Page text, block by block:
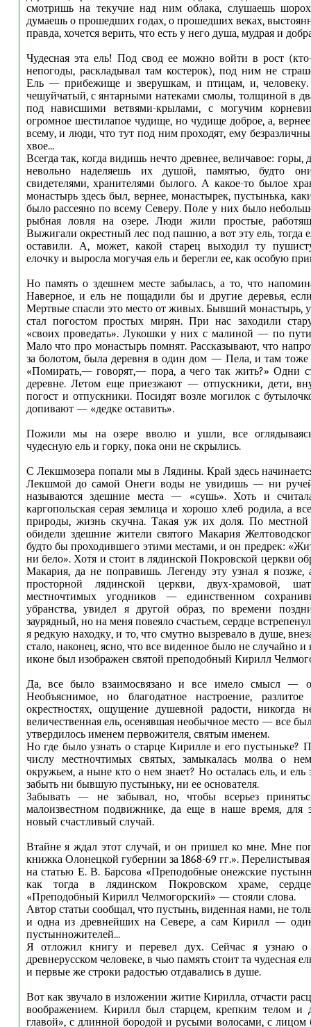
смотришь на текучие над ним облака, слушаешь
думаешь о прошедших годах, о прошедших веках,
правда, хочется верить, что есть у него душа, мудрая и
Чудесная эта ель! Под свод ее можно войти в рост
непогоды, раскладывал там костерок), под ним не
Ель — прибежище и зверушкам, и птицам, и, человеку.
чешуйчатый, с янтарными натеками смолы, толщиной в
под нависшими ветвями-крылами, с могучим
огромное шестилапое чудище, но чудище доброе, а,
всему, и люди, что тут под ним проходят, ему
хвое...
Всегда так, когда видишь нечто древнее, величавое: горы,
невольно наделяешь их душой, памятью, будто
свидетелями, хранителями былого. А какое-то былое
монастырь здесь был, вернее, монастырек, пустынька,
было рассеяно по всему Северу. Поле у них было
рыбная ловля на озере. Люди жили простые,
Выжигали окрестный лес под пашню, а вот эту ель, тогда
оставили. А, может, какой старец выходил ту
елочку и выросла могучая ель и берегли ее, как особую
Но память о здешнем месте забылась, а то, что
Наверное, и ель не пощадили бы и другие деревья,
Мертвые спасли это место от живых. Бывший монастырь,
стал погостом простых мирян. При нас заходили
«своих проведать». Лукошки у них с малиной — по
Мало что про монастырь помнят. Рассказывают, что
за болотом, была деревня в один дом — Пела, и там тоже
«Помирать,— говорят,— пора, а чего так жить?» Одни
деревне. Летом еще приезжают — отпускники, дети,
погост и отпускники. Посидят возле могилок с
допивают — «дедке оставить».
Пожили мы на озере вволю и ушли, все
чудесную ель и горку, пока они не скрылись.
С Лекшмозера попали мы в Лядины. Край здесь
Лекшмой до самой Онеги воды не увидишь — ни
называются здешние места — «сушь». Хоть и
каргопольская серая землица и хорошо хлеб родила, а
природы, жизнь скучна. Такая уж их доля. По местной
обидели здешние жители святого Макария
будто бы проходившего этими местами, и он предрек:
ни бело». Хотя и стоит в лядинской Покровской церкви
Макария, да не поправишь. Легенду эту узнал я позже,
просторной лядинской церкви, двух-храмовой,
местночтимых угодников — единственном
убранства, увидел я другой образ, по времени
заурядный, но на меня повеяло счастьем, сердце
я редкую находку, и то, что смутно вызревало в душе,
стало, наконец, ясно, что все виденное было не случайно
иконе был изображен святой преподобный Кирилл
Да, все было взаимосвязано и все имело смысл —
Необъяснимое, но благодатное настроение,
окрестностях, ощущение душевной радости, никогда
величественная ель, осенявшая необычное место — все
утвердилось именем первожителя, святым именем.
Но где было узнать о старце Кирилле и его пустыньке?
числу местночтимых святых, замыкалась молва о
окружьем, а ныне кто о нем знает? Но осталась ель, и ель
забыть ни бывшую пустыньку, ни ее основателя.
Забывать — не забывал, но, чтобы всерьез
малоизвестном подвижнике, да еще в наше время, для
новый счастливый случай.
Втайне я ждал этот случай, и он пришел ко мне. Мне
книжка Олонецкой губернии за 1868-69 гг.». Перелистывая
на статью Е. В. Барсова «Преподобные онежские
как тогда в лядинском Покровском храме, сердце
«Преподобный Кирилл Челмогорский» — стояли слова.
Автор статьи сообщал, что пустынь, виденная нами, не
и одна из древнейших на Севере, а сам Кирилл —
пустынножителей...
Я отложил книгу и перевел дух. Сейчас я узнаю о
древнерусском человеке, в чью память стоит та чудесная
и первые же строки радостью отдавались в душе.
Вот как звучало в изложении житие Кирилла, отчасти
воображением. Кирилл был старцем, крепким телом и
главой», с длинной бородой и русыми волосами, с